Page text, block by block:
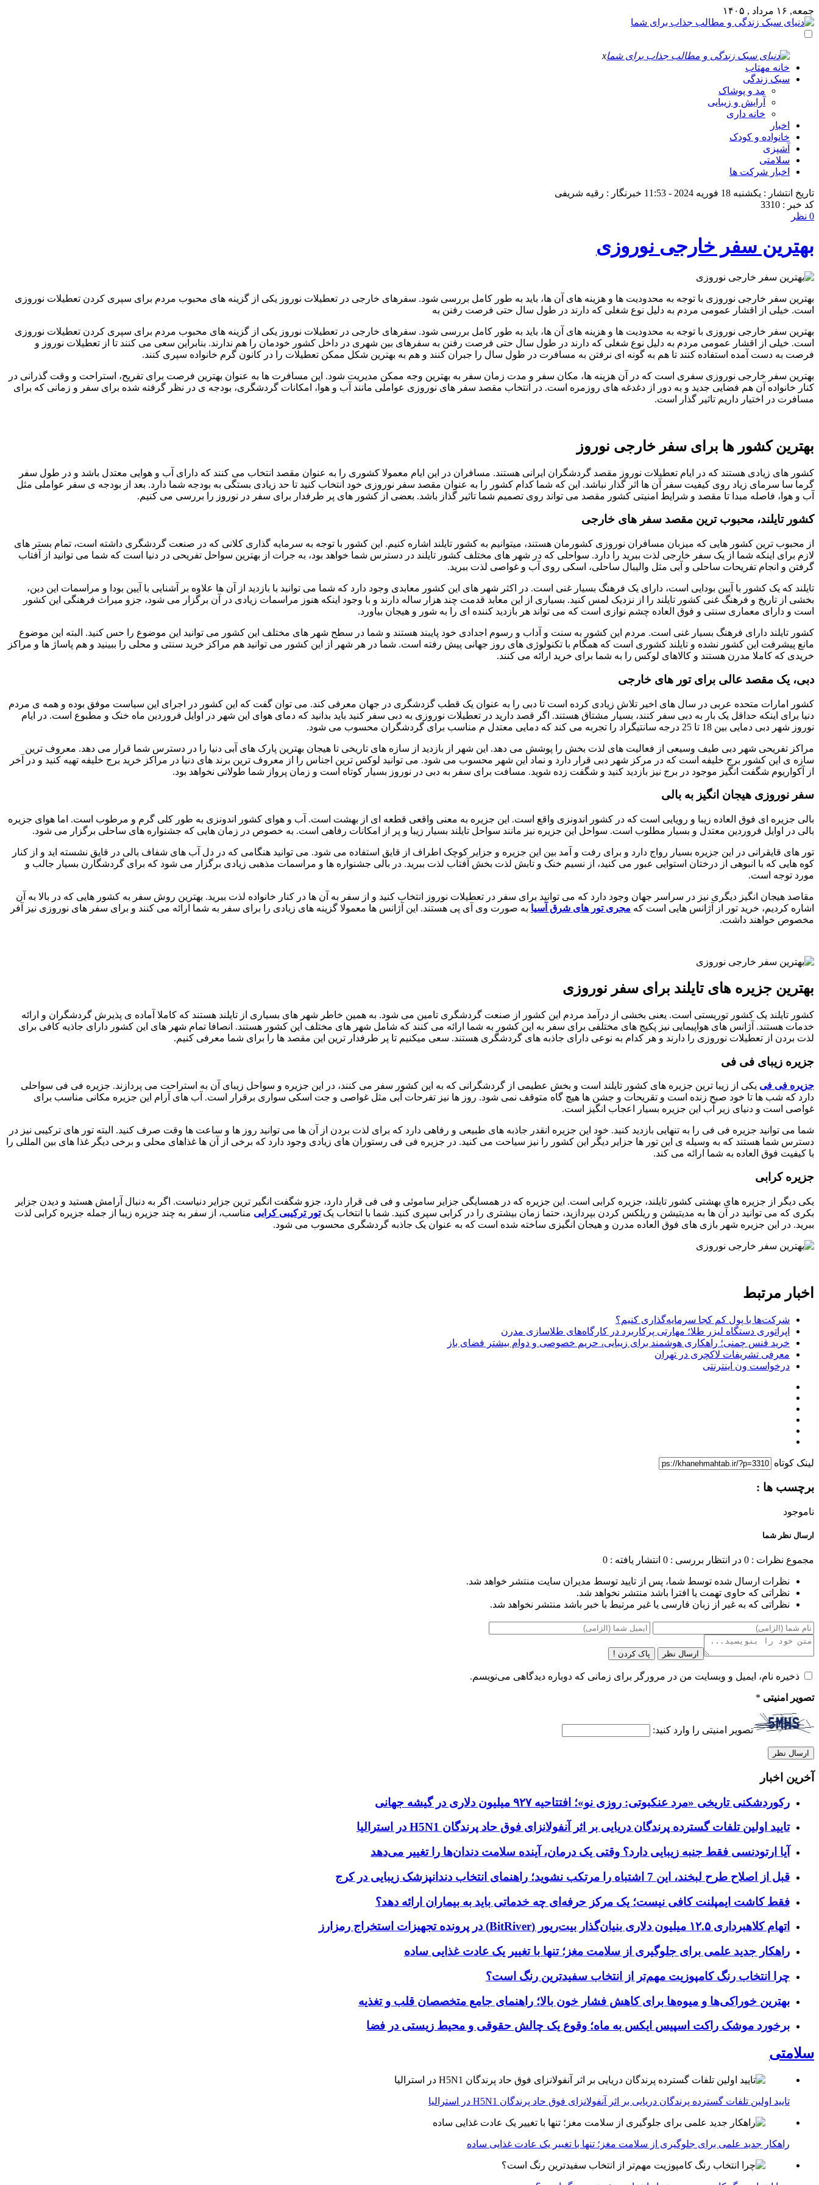
جمعه, ۱۶ مرداد , ۱۴۰۵
x
خانه مهتاب
سبک زندگی
مد و پوشاک
آرایش و زیبایی
خانه داری
اخبار
خانواده و کودک
آشپزی
سلامتی
اخبار شرکت ها
تاریخ انتشار : یکشنبه 18 فوریه 2024 - 11:53
خبرنگار : رقیه شریفی
کد خبر : 3310
0 نظر
بهترین سفر خارجی نوروزی
بهترین سفر خارجی نوروزی با توجه به محدودیت ها و هزینه های آن ها، باید به طور کامل بررسی شود. سفرهای خارجی در تعطیلات نوروز یکی از گزینه های محبوب مردم برای سپری کردن تعطیلات نوروزی
است. خیلی از اقشار عمومی مردم به دلیل نوع شغلی که دارند در طول سال حتی فرصت رفنن به
بهترین سفر خارجی نوروزی با توجه به محدودیت ها و هزینه های آن ها، باید به طور کامل بررسی شود. سفرهای خارجی در تعطیلات نوروز یکی از گزینه های محبوب مردم برای سپری کردن تعطیلات نوروزی
است. خیلی از اقشار عمومی مردم به دلیل نوع شغلی که دارند در طول سال حتی فرصت رفنن به سفرهای بین شهری در داخل کشور خودمان را هم ندارند. بنابراین سعی می کنند تا از تعطیلات نوروز و
فرصت به دست آمده استفاده کنند تا هم به گونه ای نرفتن به مسافرت در طول سال را جبران کنند و هم به بهترین شکل ممکن تعطیلات را در کانون گرم خانواده سپری کنند.
بهترین سفر خارجی نوروزی سفری است که در آن هزینه ها، مکان سفر و مدت زمان سفر به بهترین وجه ممکن مدیریت شود. این مسافرت‌ ها به عنوان بهترین فرصت برای تفریح، استراحت و وقت گذرانی در
کنار خانواده آن هم فضایی جدید و به دور از دغدغه های روزمره است. در انتخاب مقصد سفر های نوروزی عواملی مانند آب و هوا، امکانات گردشگری، بودجه ی در نظر گرفته شده برای سفر و زمانی که برای
مسافرت در اختیار داریم تاثیر گذار است.
بهترین کشور ها برای سفر خارجی نوروز
کشور های زیادی هستند که در ایام تعطیلات نوروز مقصد گردشگران ایرانی هستند. مسافران در این ایام معمولا کشوری را به عنوان مقصد انتخاب می کنند که دارای آب و هوایی معتدل باشد و در طول سفر
گرما سا سرمای زیاد روی کیفیت سفر آن ها اثر گذار نباشد. این که شما کدام کشور را به عنوان مقصد سفر نوروزی خود انتخاب کنید تا حد زیادی بستگی به بودجه شما دارد. بعد از بودجه ی سفر عواملی مثل
آب و هوا، فاصله مبدا تا مقصد و شرایط امنیتی کشور مقصد می تواند روی تصمیم شما تاثیر گذاز باشد. بعضی از کشور های پر طرفدار برای سفر در نوروز را بررسی می کنیم.
کشور تایلند، محبوب ترین مقصد سفر های خارجی
از محبوب ترین کشور هایی که میزبان مسافران نوروزی کشورمان هستند، میتوانیم به کشور تایلند اشاره کنیم. این کشور با توجه به سرمایه گذاری کلانی که در صنعت گردشگری داشته است، تمام بستر های
لازم برای اینکه شما از یک سفر خارجی لذت ببرید را دارد. سواحلی که در شهر های مختلف کشور تایلند در دسترس شما خواهد بود، به جرات از بهترین سواحل تفریحی در دنیا است که شما می توانید از آفتاب
گرفتن و انجام تفریحات ساحلی و آبی مثل والیبال ساحلی، اسکی روی آب و غواصی لذت ببرید.
تایلند که یک کشور با آیین بودایی است، دارای یک فرهنگ بسیار غنی است. در اکثر شهر های این کشور معابدی وجود دارد که شما می توانید با بازدید از آن ها علاوه بر آشنایی با آیین بودا و مراسمات این دین،
بخشی از تاریخ و فرهنگ غنی کشور تایلند را از نزدیک لمس کنید. بسیاری از این معابد قدمت چند هزار ساله دارند و با وجود اینکه هنوز مراسمات زیادی در آن برگزار می شود، جزو میراث فرهنگی این کشور
است و دارای معماری سنتی و فوق العاده چشم نوازی است که می تواند هر بازدید کننده ای را به شور و هیجان بیاورد.
کشور تایلند دارای فرهنگ بسیار غنی است. مردم این کشور به سنت و آداب و رسوم اجدادی خود پایبند هستند و شما در سطح شهر های مختلف این کشور می توانید این موضوع را حس کنید. البته این موضوع
مانع پیشرفت این کشور نشده و تایلند کشوری است که همگام با تکنولوژی های روز جهانی پیش رفته است. شما در هر شهر از این کشور می توانید هم مراکز خرید سنتی و محلی را ببینید و هم پاساژ ها و مراکز
خریدی که کاملا مدرن هستند و کالاهای لوکس را به شما برای خرید ارائه می کنند.
دبی، یک مقصد عالی برای تور های خارجی
کشور امارات متحده عربی در سال های اخیر تلاش زیادی کرده است تا دبی را به عنوان یک قطب گزدشگری در جهان معرفی کند. می توان گفت که این کشور در اجرای این سیاست موفق بوده و همه ی مردم
دنیا برای اینکه حداقل یک بار به دبی سفر کنند، بسیار مشتاق هستند. اگر قصد دارید در تعطیلات نوروزی به دبی سفر کنید باید بدانید که دمای هوای این شهر در اوایل فروردین ماه خنک و مطبوع است. در ایام
نوروز شهر دبی دمایی بین 18 تا 25 درجه سانتیگراد را تجربه می کند که دمایی معتدل م مناسب برای گردشگران محسوب می شود.
مراکز تفریحی شهر دبی طیف وسیعی از فعالیت های لذت بخش را پوشش می دهد. این شهر از بازدید از سازه های تاریخی تا هیجان بهترین پارک های آبی دنیا را در دسترس شما قرار می دهد. معروف ترین
سازه ی این کشور برج خلیفه است که در مرکز شهر دبی قرار دارد و نماد این شهر محسوب می شود. می توانید لوکس ترین اجناس را از معروف ترین برند های دنیا در مراکز خرید برج خلیفه تهیه کنید و در آخر
از آکواریوم شگفت انگیز موجود در برج نیز بازدید کنید و شگفت زده شوید. مسافت برای سفر به دبی در نوروز بسیار کوتاه است و زمان پرواز شما طولانی نخواهد بود.
سفر نوروزی هیجان انگیز به بالی
بالی جزیره ای فوق العاده زیبا و رویایی است که در کشور اندونزی واقع است. این جزیره به معنی واقعی قطعه ای از بهشت است. آب و هوای کشور اندونزی به طور کلی گرم و مرطوب است. اما هوای جزیره
بالی در اوایل فروردین معتدل و بسیار مطلوب است. سواحل این جزیره نیز مانند سواحل تایلند بسیار زیبا و پر از امکانات رفاهی است. به خصوص در زمان هایی که جشنواره های ساحلی برگزار می شود.
تور های قایقرانی در این جزیره بسیار رواج دارد و برای رفت و آمد بین این جزیره و جزایر کوچک اطراف از قایق استفاده می شود. می توانید هنگامی که در دل آب های شفاف بالی در قایق نشسته اید و از کنار
کوه هایی که با انبوهی از درختان استوایی عبور می کنید، از نسیم خنک و تابش لذت بخش آفتاب لذت ببرید. در بالی جشنواره ها و مراسمات مذهبی زیادی برگزار می شود که برای گردشگارن بسیار جالب و
مورد توجه است.
مقاصد هیجان انگیز دیگری نیز در سراسر جهان وجود دارد که می توانید برای سفر در تعطیلات نوروز انتخاب کنید و از سفر به آن ها در کنار خانواده لذت ببرید. بهترین روش سفر به کشور هایی که در بالا به آن
اشاره کردیم، خرید تور از آژانس هایی است که مجری تور های شرق آسیا به صورت وی آی پی هستند. این آژانس ها معمولا گزینه های زیادی را برای سفر به شما ارائه می کنند و برای سفر های نوروزی نیز آفر
مخصوص خواهند داشت.
بهترین جزیره های تایلند برای سفر نوروزی
کشور تایلند یک کشور توریستی است. یعنی بخشی از درآمد مردم این کشور از صنعت گردشگری تامین می شود. به همین خاطر شهر های بسیاری از تایلند هستند که کاملا آماده ی پذیرش گردشگران و ارائه
خدمات هستند. آژانس های هواپیمایی نیز پکیج های مختلفی برای سفر به این کشور به شما ارائه می کنند که شامل شهر های مختلف این کشور هستند. انصافا تمام شهر های این کشور دارای جاذیه کافی برای
لذت بردن از تعطیلات نوروزی را دارند و هر کدام به نوعی دارای جاذبه های گردشگری هستند. سعی میکنیم تا پر طرفدار ترین این مقصد ها را برای شما معرفی کنیم.
جزیره زیبای فی فی
جزیره فی فی یکی از زیبا ترین جزیره های کشور تایلند است و بخش عطیمی از گردشگرانی که به این کشور سفر می کنند، در این جزیره و سواحل زیبای آن به استراحت می پردازند. جزیره فی فی سواحلی
دارد که شب ها تا خود صبح زنده است و تقریحات و جشن ها هیچ گاه متوقف نمی شود. روز ها نیز تفرحات آبی مثل غواصی و جت اسکی سواری برقرار است. آب های آرام این جزیره مکانی مناسب برای
غواصی است و دنیای زیر آب این جزیره بسیار اعجاب انگیز است.
شما می توانید جزیره فی فی را به تنهایی بازدید کنید. خود این جزیره انقدر جاذبه های طبیعی و رفاهی دارد که برای لذت بردن از آن ها می توانید روز ها و ساعت ها وقت صرف کنید. البته تور های ترکیبی نیز در
دسترس شما هستند که به وسیله ی این تور ها جزایر دیگر این کشور را نیز سیاحت می کنید. در جزیره فی فی رستوران های زیادی وجود دارد که برخی از آن ها غذاهای محلی و برخی دیگر غذا های بین المللی را
با کیفیت فوق العاده به شما ارائه می کند.
جزیره کرابی
یکی دیگر از جزیره های بهشتی کشور تایلند، جزیره کرابی است. این جزیره که در همسایگی جزایر ساموئی و فی فی قرار دارد، جزو شگفت انگیر ترین جزایر دنیاست. اگر به دنبال آرامش هستید و دیدن جزایر
بکری که می توانید در آن ها به مدیتیشن و ریلکس کردن بپردازید، حتما زمان بیشتری را در کرابی سپری کنید. شما با انتخاب یکتور ترکیبی کرابی مناسب، از سفر به چند جزیره زیبا از جمله جزیره کرابی لذت
ببرید. در این جزیره شهر بازی های فوق العاده مدرن و هیجان انگیزی ساخته شده است که به عنوان یک جاذبه گردشگری محسوب می شود.
اخبار مرتبط
شرکت‌ها با پول کم کجا سرمایه‌گذاری کنیم؟
اپراتوری دستگاه لیزر طلا؛ مهارتی پرکاربرد در کارگاه‌های طلاسازی مدرن
خرید فنس چمنی؛ راهکاری هوشمند برای زیبایی، حریم خصوصی و دوام بیشتر فضای باز
معرفی تشریفات لاکچری در تهران
درخواست ون اینترنتی
لینک کوتاه
برچسب ها :
ناموجود
ارسال نظر شما
مجموع نظرات : 0 در انتظار بررسی : 0 انتشار یافته : 0
نظرات ارسال شده توسط شما، پس از تایید توسط مدیران سایت منتشر خواهد شد.
نظراتی که حاوی تهمت یا افترا باشد منتشر نخواهد شد.
نظراتی که به غیر از زبان فارسی یا غیر مرتبط با خبر باشد منتشر نخواهد شد.
ارسال نظر پاک کردن !
ذخیره نام، ایمیل و وبسایت من در مرورگر برای زمانی که دوباره دیدگاهی می‌نویسم.
تصویر امنیتی *
تصویر امنیتی را وارد کنید:
آخرین اخبار
رکوردشکنی تاریخی «مرد عنکبوتی: روزی نو»؛ افتتاحیه ۹۲۷ میلیون دلاری در گیشه جهانی
تایید اولین تلفات گسترده پرندگان دریایی بر اثر آنفولانزای فوق حاد پرندگان H5N1 در استرالیا
آیا ارتودنسی فقط جنبه زیبایی دارد؟ وقتی یک درمان، آینده سلامت دندان‌ها را تغییر می‌دهد
قبل از اصلاح طرح لبخند، این 7 اشتباه را مرتکب نشوید؛ راهنمای انتخاب دندانپزشک زیبایی در کرج
فقط کاشت ایمپلنت کافی نیست؛ یک مرکز حرفه‌ای چه خدماتی باید به بیماران ارائه دهد؟
اتهام کلاهبرداری ۱۲.۵ میلیون دلاری بنیان‌گذار بیت‌ریور (BitRiver) در پرونده تجهیزات استخراج رمزارز
راهکار جدید علمی برای جلوگیری از سلامت مغز؛ تنها با تغییر یک عادت غذایی ساده
چرا انتخاب رنگ کامپوزیت مهم‌تر از انتخاب سفیدترین رنگ است؟
بهترین خوراکی‌ها و میوه‌ها برای کاهش فشار خون بالا؛ راهنمای جامع متخصصان قلب و تغذیه
برخورد موشک راکت اسپیس ایکس به ماه؛ وقوع یک چالش حقوقی و محیط زیستی در فضا
سلامتی
تایید اولین تلفات گسترده پرندگان دریایی بر اثر آنفولانزای فوق حاد پرندگان H5N1 در استرالیا
راهکار جدید علمی برای جلوگیری از سلامت مغز؛ تنها با تغییر یک عادت غذایی ساده